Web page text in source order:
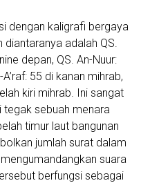
dengan kaligrafi bergaya
adalah QS.
depan, QS. An-Nuur:
55 di kanan mihrab,
kiri mihrab. Ini sangat
tegak sebuah menara
timur laut bangunan
jumlah surat dalam
suara
berfungsi sebagai